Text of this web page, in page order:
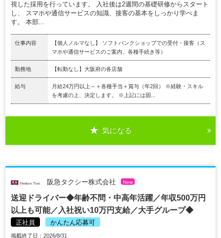
視した採用を行っています。 入社後は2週間の基礎研修からスタート
し、 スマホや通信サービスの知識、接客の基本をしっかり学べま
す。 本部...
仕事内容
【個人ノルマなし】 ソフトバンクショップでの受付・接客（ス
マホや通信サービスのご案内、各種手続き等）
勤務地 【転勤なし】大阪府の各店舗
給与
月給24万円以上～＋各種手当＋賞与（年2回） ※経験・スキル
を考慮の上、決定します。 ※上記には固...
気になる
阪急タクシー株式会社 New
送迎ドライバー◆年齢不問・中高年活躍／年収500万円
以上も可能／入社祝い10万円支給／大手グループ◆
正社員 かんたん応募可
掲載終了日：2026/8/31